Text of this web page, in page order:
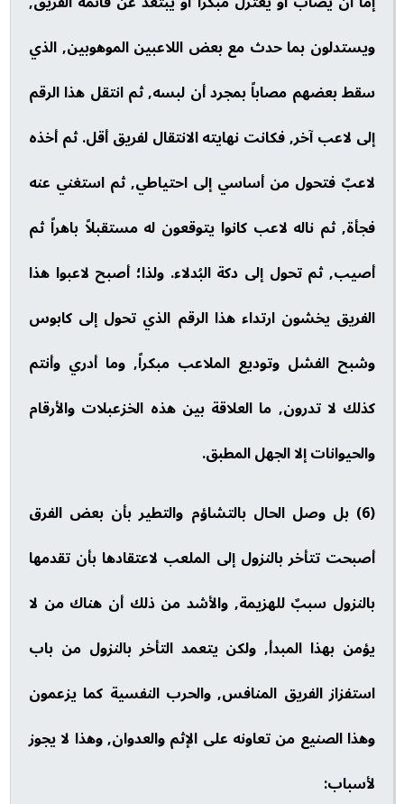
ويستدلون بما حدث مع بعض اللاعبين الموهوبين, الذي
سقط بعضهم مصاباً بمجرد أن لبسه, ثم انتقل هذا الرقم
إلى لاعب آخر, فكانت نهايته الانتقال لفريق أقل. ثم أخذه
لاعبٌ فتحول من أساسي إلى احتياطي, ثم استغني عنه
فجأة, ثم ناله لاعب كانوا يتوقعون له مستقبلاً باهراً ثم
أصيب, ثم تحول إلى دكة البُدلاء. ولذا؛ أصبح لاعبوا هذا
الفريق يخشون ارتداء هذا الرقم الذي تحول إلى كابوس
وشبح الفشل وتوديع الملاعب مبكراً, وما أدري وأنتم
كذلك لا تدرون, ما العلاقة بين هذه الخزعبلات والأرقام
والحيوانات إلا الجهل المطبق.
(6) بل وصل الحال بالتشاؤم والتطير بأن بعض الفرق
أصبحت تتأخر بالنزول إلى الملعب لاعتقادها بأن تقدمها
بالنزول سببٌ للهزيمة, والأشد من ذلك أن هناك من لا
يؤمن بهذا المبدأ, ولكن يتعمد التأخر بالنزول من باب
استفزاز الفريق المنافس, والحرب النفسية كما يزعمون
وهذا الصنيع من تعاونه على الإثم والعدوان, وهذا لا يجوز
لأسباب: